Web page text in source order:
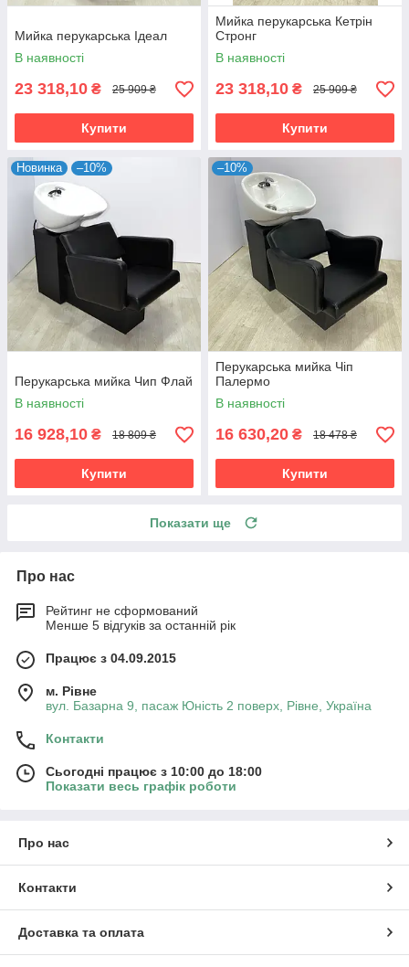
Мийка перукарська Ідеал
В наявності
23 318,10 ₴ 25 909 ₴
Купити
Мийка перукарська Кетрін
Стронг
В наявності
23 318,10 ₴ 25 909 ₴
Купити
Новинка –10%
Перукарська мийка Чип Флай
В наявності
16 928,10 ₴ 18 809 ₴
Купити
–10%
Перукарська мийка Чіп
Палермо
В наявності
16 630,20 ₴ 18 478 ₴
Купити
Показати ще
Про нас
Рейтинг не сформований
Менше 5 відгуків за останній рік
Працює з 04.09.2015
м. Рівне
вул. Базарна 9, пасаж Юність 2 поверх, Рівне, Україна
Контакти
Сьогодні працює з 10:00 до 18:00
Показати весь графік роботи
Про нас
Контакти
Доставка та оплата